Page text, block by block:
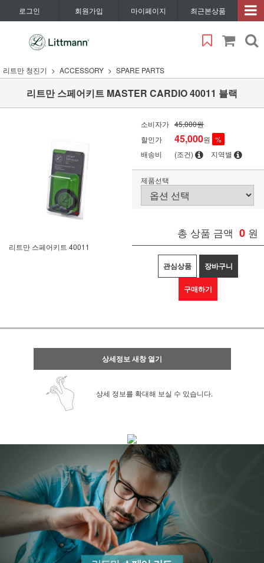
로그인 회원가입 마이페이지 최근본상품
리트만 청진기 ACCESSORY SPARE PARTS
리트만 스페어키트 MASTER CARDIO 40011 블랙
리트만 스페어키트 40011
소비자가 45,000원
할인가
45,000원 %
배송비
(조건) 지역별
제품선택
총 상품 금액 0 원
관심상품 장바구니
구매하기
상세정보 새창 열기
상세 정보를 확대해 보실 수 있습니다.